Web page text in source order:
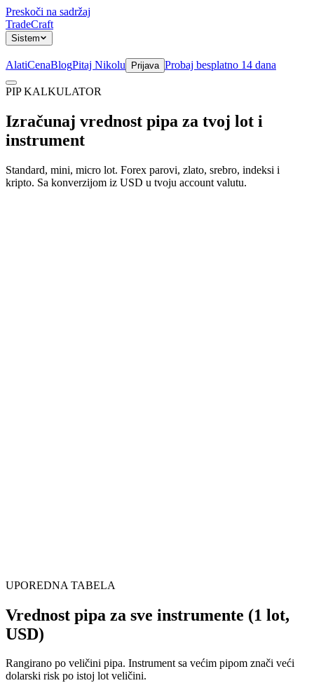
Preskoči na sadržaj
TradeCraft
Sistem
AlatiCenaBlogPitaj Nikolu Prijava Probaj besplatno 14 dana
Sistem
PIP KALKULATOR
Izračunaj vrednost pipa za tvoj lot i
instrument
Standard, mini, micro lot. Forex parovi, zlato, srebro, indeksi i
kripto. Sa konverzijom iz USD u tvoju account valutu.
UPOREDNA TABELA
Vrednost pipa za sve instrumente (1 lot,
USD)
Rangirano po veličini pipa. Instrument sa većim pipom znači veći
dolarski risk po istoj lot veličini.